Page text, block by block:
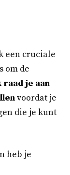
een cruciale
om de
raad je aan
voordat je
die je kunt
heb je